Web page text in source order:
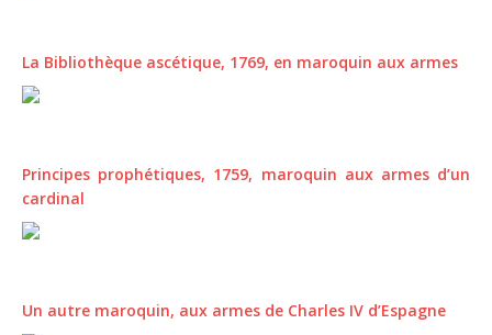
La Bibliothèque ascétique, 1769, en maroquin aux armes
Principes prophétiques, 1759, maroquin aux armes d’un
cardinal
Un autre maroquin, aux armes de Charles IV d’Espagne